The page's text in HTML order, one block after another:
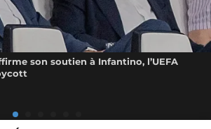
son soutien à Infantino, l’UEFA